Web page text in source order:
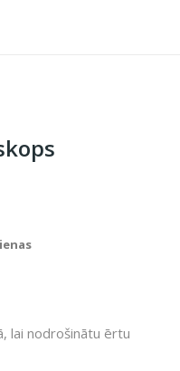
lai nodrošinātu ērtu